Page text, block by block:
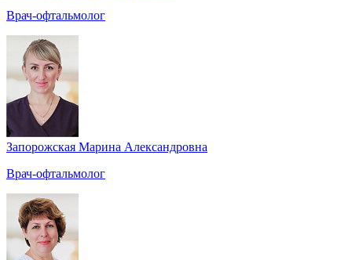
Врач-офтальмолог
Запорожская Марина Александровна
Врач-офтальмолог